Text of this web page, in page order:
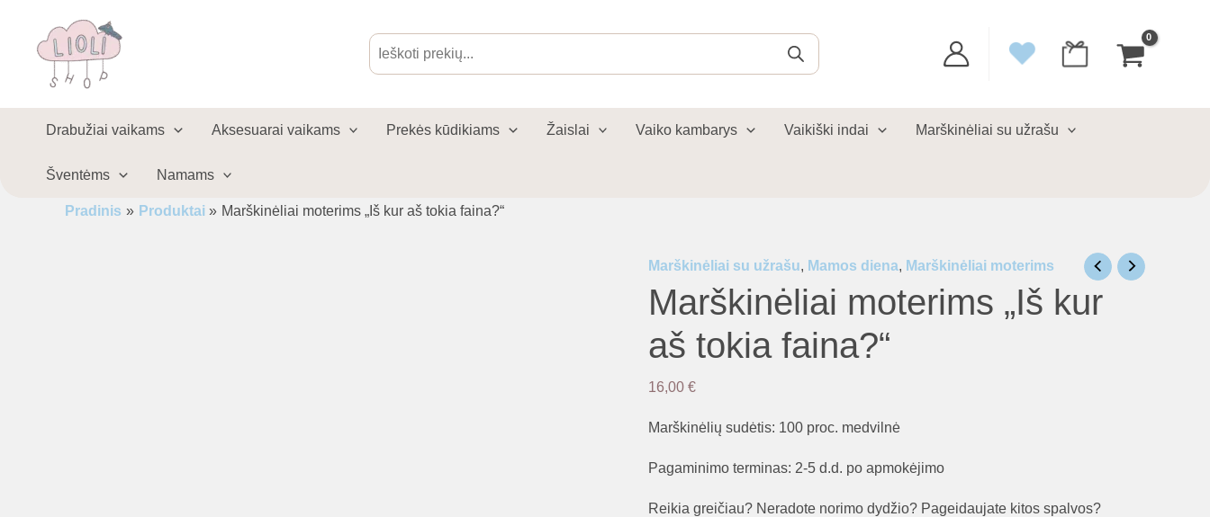
Products
search
Drabužiai vaikams Aksesuarai vaikams Prekės kūdikiams Žaislai Vaiko kambarys Vaikiški indai Marškinėliai su užrašu
Šventėms Namams
Pradinis Produktai Marškinėliai moterims „Iš kur aš tokia faina?“
Marškinėliai su užrašu, Mamos diena, Marškinėliai moterims
Marškinėliai moterims „Iš kur
aš tokia faina?“
16,00 €
Marškinėlių sudėtis: 100 proc. medvilnė
Pagaminimo terminas: 2-5 d.d. po apmokėjimo
Reikia greičiau? Neradote norimo dydžio? Pageidaujate kitos spalvos?